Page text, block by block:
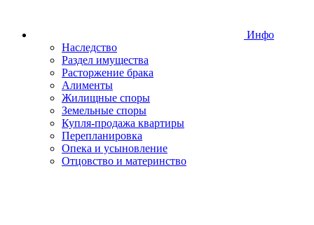
Инфо
Наследство
Раздел имущества
Расторжение брака
Алименты
Жилищные споры
Земельные споры
Купля-продажа квартиры
Перепланировка
Опека и усыновление
Отцовство и материнство